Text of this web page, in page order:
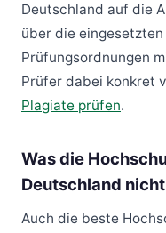
Deutschland auf die
über die
Prüfungsordnungen
Prüfer dabei konkret
Plagiate prüfen.
Was die
Deutschland
Auch die beste